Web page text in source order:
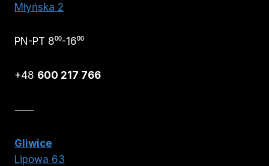
Młyńska 2
PN-PT 8⁰⁰-16⁰⁰
+48 600 217 766
⸺
Gliwice
Lipowa 63